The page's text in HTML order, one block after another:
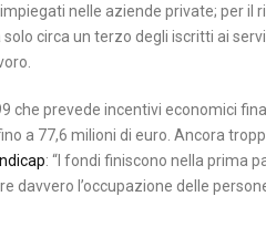
nelle aziende private; per il
circa un terzo degli iscritti ai
che prevede incentivi economici
a 77,6 milioni di euro. Ancora
: “I fondi finiscono nella prima
davvero l’occupazione delle